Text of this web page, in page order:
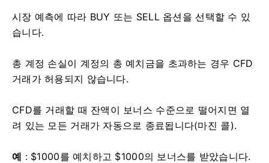
시장 예측에 따라 BUY 또는 SELL 옵션을 선택할 수 있
습니다.
총 계정 손실이 계정의 총 예치금을 초과하는 경우 CFD
거래가 허용되지 않습니다.
CFD를 거래할 때 잔액이 보너스 수준으로 떨어지면 열
려 있는 모든 거래가 자동으로 종료됩니다(마진 콜).
예 : $1000를 예치하고 $1000의 보너스를 받았습니다.